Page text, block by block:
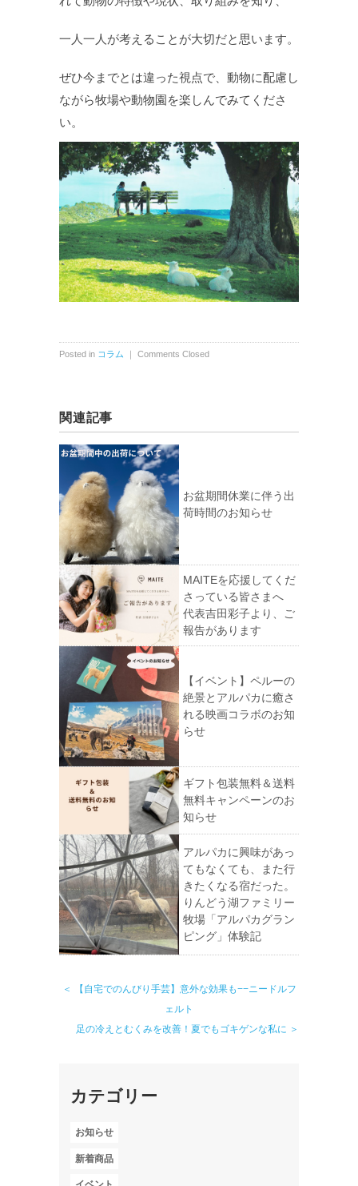
一人一人が考えることが大切だと思います。
ぜひ今までとは違った視点で、動物に配慮し
ながら牧場や動物園を楽しんでみてくださ
い。
Posted in コラム ｜ Comments Closed
関連記事
お盆期間休業に伴う出
荷時間のお知らせ
MAITEを応援してくだ
さっている皆さまへ
代表吉田彩子より、ご
報告があります
【イベント】ペルーの
絶景とアルパカに癒さ
れる映画コラボのお知
らせ
ギフト包装無料＆送料
無料キャンペーンのお
知らせ
アルパカに興味があっ
てもなくても、また行
きたくなる宿だった。
りんどう湖ファミリー
牧場「アルパカグラン
ピング」体験記
＜ 【自宅でのんびり手芸】意外な効果も−−ニードルフ
ェルト
足の冷えとむくみを改善！夏でもゴキゲンな私に ＞
カテゴリー
お知らせ
新着商品